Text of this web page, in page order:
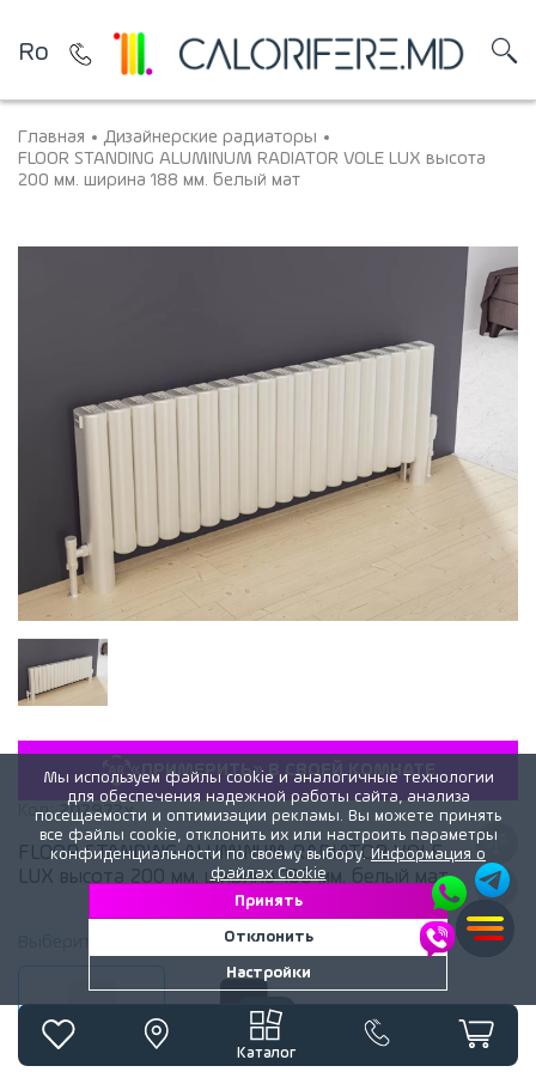
Ro
Каталог
Главная
Дизайнерские радиаторы
FLOOR STANDING ALUMINUM RADIATOR VOLE LUX высота
200 мм. ширина 188 мм. белый мат
«ПРИМЕРИТЬ» В СВОЕЙ КОМНАТЕ
Код:207972x
FLOOR STANDING ALUMINUM RADIATOR VOLE
LUX высота 200 мм. ширина 188 мм. белый мат
радиатора:Белый матовый
Белый матовый Черный матовый
Мы используем файлы cookie и аналогичные технологии
для обеспечения надежной работы сайта, анализа
посещаемости и оптимизации рекламы. Вы можете принять
все файлы cookie, отклонить их или настроить параметры
конфиденциальности по своему выбору.Информация о
файлах Cookie
Принять
Отклонить
Настройки